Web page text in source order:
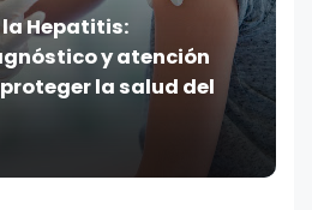
Hepatitis:
y atención
la salud del